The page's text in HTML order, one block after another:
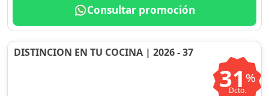
Consultar promoción
DISTINCION EN TU COCINA | 2026 - 37
31 %
Dcto.